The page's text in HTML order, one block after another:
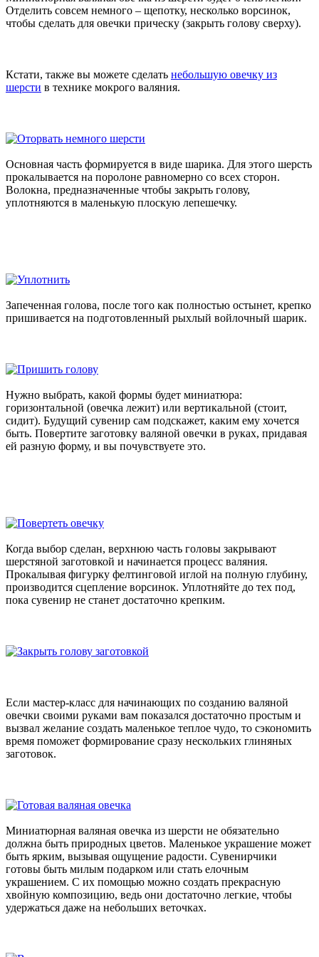
Отделить совсем немного – щепотку, несколько ворсинок,
чтобы сделать для овечки прическу (закрыть голову сверху).
Кстати, также вы можете сделать небольшую овечку из
шерсти в технике мокрого валяния.
Основная часть формируется в виде шарика. Для этого шерсть
прокалывается на поролоне равномерно со всех сторон.
Волокна, предназначенные чтобы закрыть голову,
уплотняются в маленькую плоскую лепешечку.
Запеченная голова, после того как полностью остынет, крепко
пришивается на подготовленный рыхлый войлочный шарик.
Нужно выбрать, какой формы будет миниатюра:
горизонтальной (овечка лежит) или вертикальной (стоит,
сидит). Будущий сувенир сам подскажет, каким ему хочется
быть. Повертите заготовку валяной овечки в руках, придавая
ей разную форму, и вы почувствуете это.
Когда выбор сделан, верхнюю часть головы закрывают
шерстяной заготовкой и начинается процесс валяния.
Прокалывая фигурку фелтинговой иглой на полную глубину,
производится сцепление ворсинок. Уплотняйте до тех под,
пока сувенир не станет достаточно крепким.
Если мастер-класс для начинающих по созданию валяной
овечки своими руками вам показался достаточно простым и
вызвал желание создать маленькое теплое чудо, то сэкономить
время поможет формирование сразу нескольких глиняных
заготовок.
Миниатюрная валяная овечка из шерсти не обязательно
должна быть природных цветов. Маленькое украшение может
быть ярким, вызывая ощущение радости. Сувенирчики
готовы быть милым подарком или стать елочным
украшением. С их помощью можно создать прекрасную
хвойную композицию, ведь они достаточно легкие, чтобы
удержаться даже на небольших веточках.